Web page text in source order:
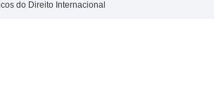
do Direito Internacional